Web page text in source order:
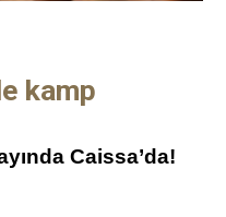
kamp
Caissa’da!